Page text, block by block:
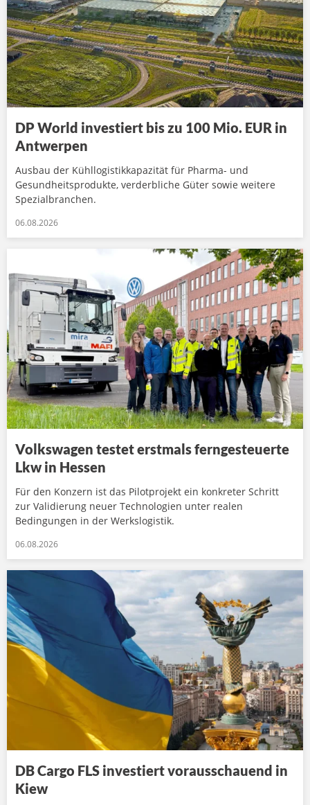
DP World investiert bis zu 100 Mio. EUR in
Antwerpen
Ausbau der Kühllogistikkapazität für Pharma- und
Gesundheitsprodukte, verderbliche Güter sowie weitere
Spezialbranchen.
06.08.2026
Volkswagen testet erstmals ferngesteuerte
Lkw in Hessen
Für den Konzern ist das Pilotprojekt ein konkreter Schritt
zur Validierung neuer Technologien unter realen
Bedingungen in der Werkslogistik.
06.08.2026
DB Cargo FLS investiert vorausschauend in
Kiew